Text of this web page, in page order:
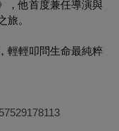
，他首度兼任導演與
旅。
輕輕叩問生命最純粹